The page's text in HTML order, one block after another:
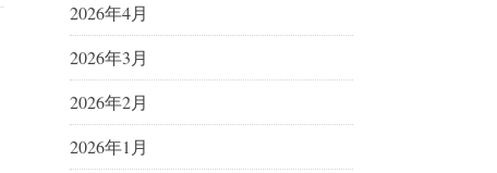
2026年4月
2026年3月
2026年2月
2026年1月